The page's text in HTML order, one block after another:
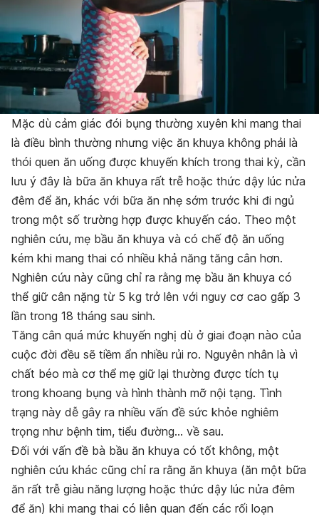
Mặc dù cảm giác đói bụng thường xuyên khi mang thai
là điều bình thường nhưng việc ăn khuya không phải là
thói quen ăn uống được khuyến khích trong thai kỳ, cần
lưu ý đây là bữa ăn khuya rất trễ hoặc thức dậy lúc nửa
đêm để ăn, khác với bữa ăn nhẹ sớm trước khi đi ngủ
trong một số trường hợp được khuyến cáo. Theo một
nghiên cứu, mẹ bầu ăn khuya và có chế độ ăn uống
kém khi mang thai có nhiều khả năng tăng cân hơn.
Nghiên cứu này cũng chỉ ra rằng mẹ bầu ăn khuya có
thể giữ cân nặng từ 5 kg trở lên với nguy cơ cao gấp 3
lần trong 18 tháng sau sinh.
Tăng cân quá mức khuyến nghị dù ở giai đoạn nào của
cuộc đời đều sẽ tiềm ẩn nhiều rủi ro. Nguyên nhân là vì
chất béo mà cơ thể mẹ giữ lại thường được tích tụ
trong khoang bụng và hình thành mỡ nội tạng. Tình
trạng này dễ gây ra nhiều vấn đề sức khỏe nghiêm
trọng như bệnh tim, tiểu đường… về sau.
Đối với vấn đề bà bầu ăn khuya có tốt không, một
nghiên cứu khác cũng chỉ ra rằng ăn khuya (ăn một bữa
ăn rất trễ giàu năng lượng hoặc thức dậy lúc nửa đêm
để ăn) khi mang thai có liên quan đến các rối loạn